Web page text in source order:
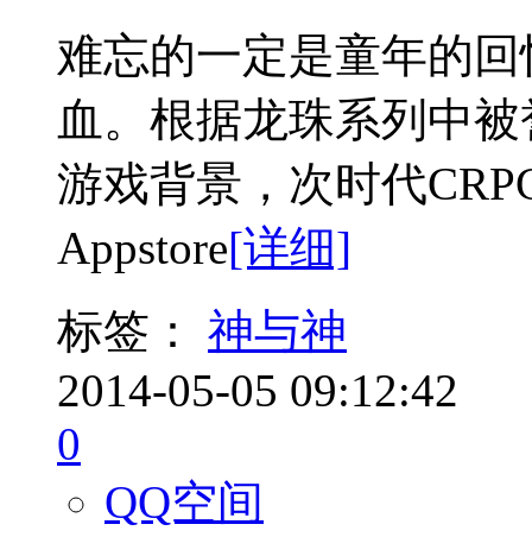
难忘的一定是童年的
血。根据龙珠系列中
游戏背景，次时代
Appstore[详细]
标签：
神与神
2014-05-05 09:12:42
0
QQ空间